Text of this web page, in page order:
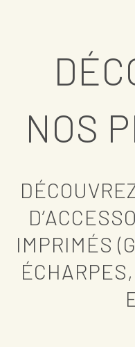
NOS
IMPRIMÉS